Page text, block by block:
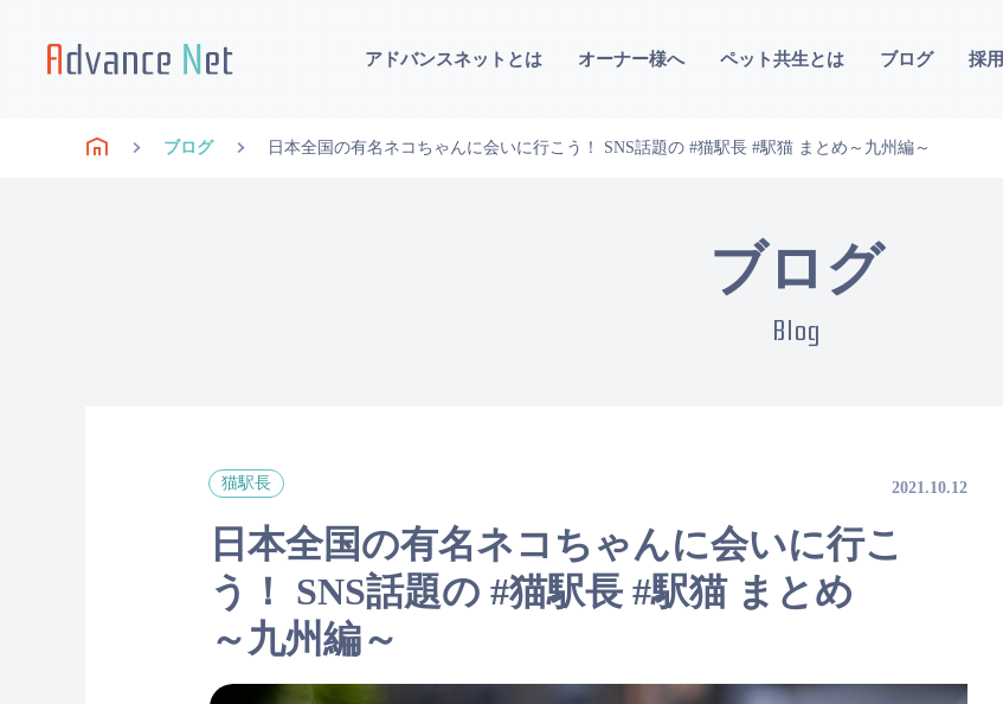
アドバンスネットとは オーナー様へ ペット共生とは ブログ 採用
ブログ 日本全国の有名ネコちゃんに会いに行こう！ SNS話題の #猫駅長 #駅猫 まとめ～九州編～
ブログ
Blog
猫駅長 2021.10.12
日本全国の有名ネコちゃんに会いに行こ
う！ SNS話題の #猫駅長 #駅猫 まとめ
～九州編～